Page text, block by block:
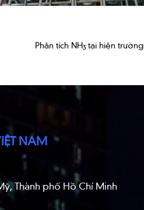
Phân tích NH3 tại hiện trường
NAM
Thành phố Hồ Chí Minh